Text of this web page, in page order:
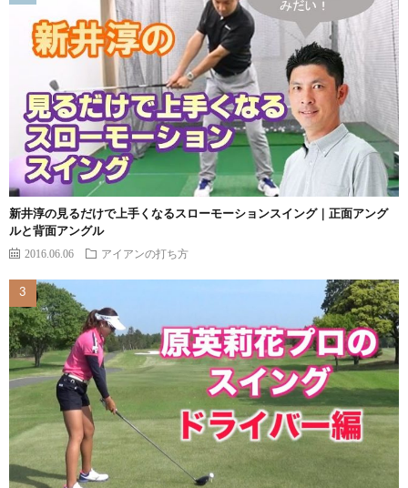
新井淳の見るだけで上手くなるスローモーションスイング｜正面アング
ルと背面アングル
2016.06.06 アイアンの打ち方